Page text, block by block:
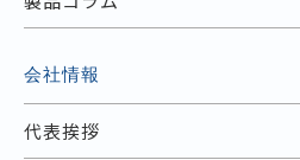
会社情報
代表挨拶